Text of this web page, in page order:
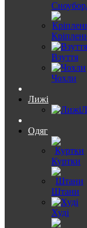
Взуття
Чохли
Лижі
Одяг
Куртки
Штани
Худі